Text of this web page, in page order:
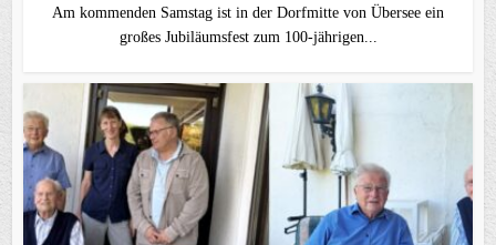
Am kommenden Samstag ist in der Dorfmitte von Übersee ein
großes Jubiläumsfest zum 100-jährigen...